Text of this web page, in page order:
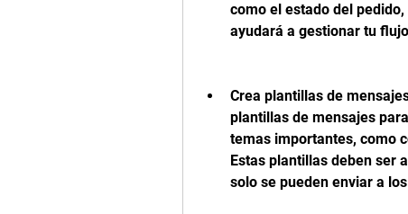
como el estado del
ayudará a gestionar tu
Crea plantillas de
plantillas de mensajes
temas importantes, como
Estas plantillas deben ser
solo se pueden enviar a